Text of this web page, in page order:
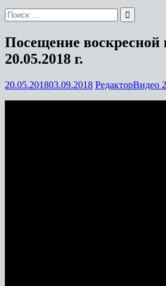
Посещение
20.05.2018 г.
20.05.201803.09.2018 РедакторВидео